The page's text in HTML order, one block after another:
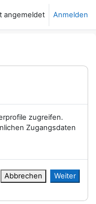
angemeldet Anmelden
zugreifen.
Zugangsdaten
Abbrechen Weiter